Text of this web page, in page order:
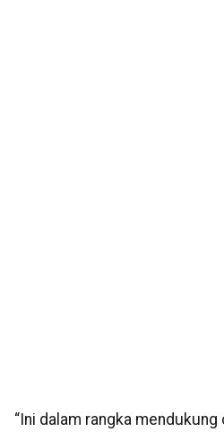
“Ini dalam rangka